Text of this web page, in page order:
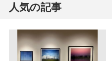
人気の記事